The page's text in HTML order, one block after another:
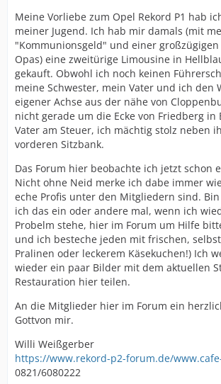
Meine Vorliebe zum Opel Rekord P1 hab
meiner Jugend. Ich hab mir damals (mit
"Kommunionsgeld" und einer großzügigen
Opas) eine zweitürige Limousine in
gekauft. Obwohl ich noch keinen
meine Schwester, mein Vater und ich den
eigener Achse aus der nähe von
nicht gerade um die Ecke von Friedberg in
Vater am Steuer, ich mächtig stolz neben
vorderen Sitzbank.
Das Forum hier beobachte ich jetzt schon
Nicht ohne Neid merke ich dabe immer
eche Profis unter den Mitgliedern sind.
ich das ein oder andere mal, wenn ich
Probelm stehe, hier im Forum um Hilfe
und ich besteche jeden mit frischen,
Pralinen oder leckerem Käsekuchen!) Ich
wieder ein paar Bilder mit dem aktuellen
Restauration hier teilen.
An die Mitglieder hier im Forum ein
Gottvon mir.
Willi Weißgerber
https://www.rekord-p2-forum.de/
0821/6080222